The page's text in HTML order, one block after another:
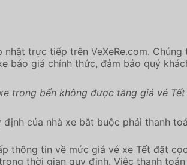
trực tiếp trên VeXeRe.com.
báo giá chính thức, đảm bảo quý
trong bến không được tăng giá vé Tết
của nhà xe bắt buộc phải thanh
thông tin về mức giá vé xe Tết đặt
thời gian quy định. Việc thanh